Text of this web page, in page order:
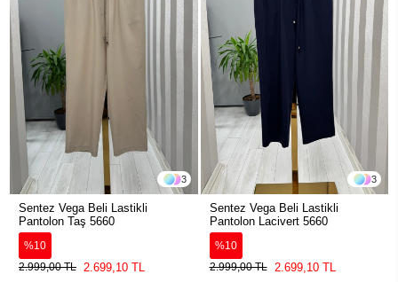
3
Sentez Vega Beli Lastikli
Pantolon Taş 5660
%10
2.999,00 TL
2.699,10 TL
3
Sentez Vega Beli Lastikli
Pantolon Lacivert 5660
%10
2.999,00 TL
2.699,10 TL